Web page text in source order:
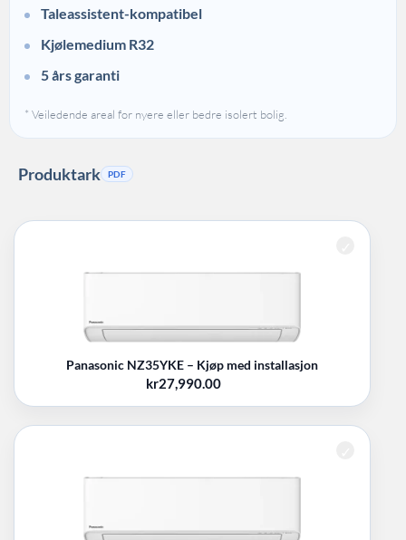
Taleassistent-kompatibel
Kjølemedium R32
5 års garanti
* Veiledende areal for nyere eller bedre isolert bolig.
Produktark PDF
Panasonic NZ35YKE – Kjøp med installasjon
kr27,990.00
antall